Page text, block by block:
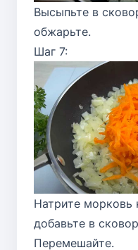
Высыпьте в
обжарьте.
Шаг 7:
Натрите морковь
добавьте в
Перемешайте.